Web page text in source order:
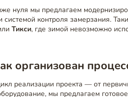
нуля мы предлагаем
контроля замерзания.
Тикси, где зимой невозможно
организован
реализации проекта — от
мы предлагаем